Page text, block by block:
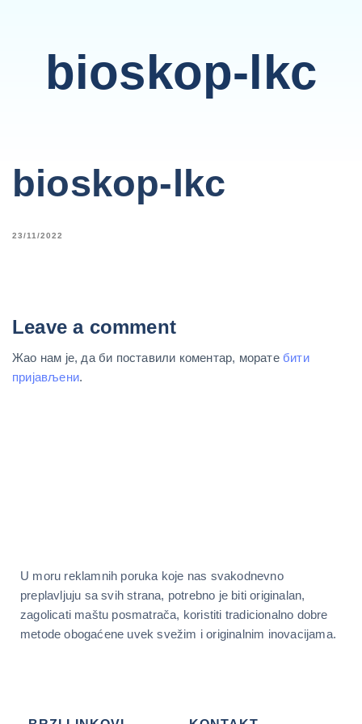
bioskop-lkc
bioskop-lkc
23/11/2022
Leave a comment
Жао нам је, да би поставили коментар, морате бити
пријављени.
U moru reklamnih poruka koje nas svakodnevno
preplavljuju sa svih strana, potrebno je biti originalan,
zagolicati maštu posmatrača, koristiti tradicionalno dobre
metode obogaćene uvek svežim i originalnim inovacijama.